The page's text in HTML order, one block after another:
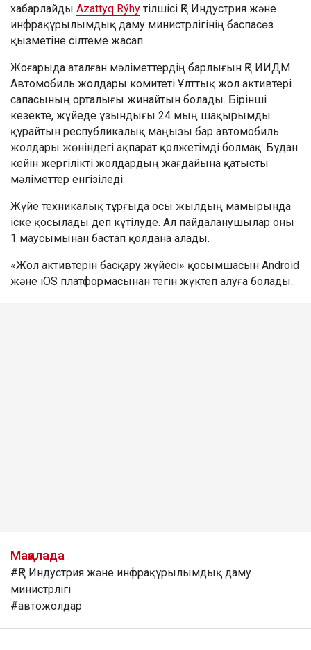
хабарлайды Azattyq Rýhy тілшісі ҚР Индустрия және
инфрақұрылымдық даму министрлігінің баспасөз
қызметіне сілтеме жасап.
Жоғарыда аталған мәліметтердің барлығын ҚР ИИДМ
Автомобиль жолдары комитеті Ұлттық жол активтері
сапасының орталығы жинайтын болады. Бірінші
кезекте, жүйеде ұзындығы 24 мың шақырымды
құрайтын республикалық маңызы бар автомобиль
жолдары жөніндегі ақпарат қолжетімді болмақ. Бұдан
кейін жергілікті жолдардың жағдайына қатысты
мәліметтер енгізіледі.
Жүйе техникалық тұрғыда осы жылдың мамырында
іске қосылады деп күтілуде. Ал пайдаланушылар оны
1 маусымынан бастап қолдана алады.
«Жол активтерін басқару жүйесі» қосымшасын Android
және iOS платформасынан тегін жүктеп алуға болады.
Мақалада
#ҚР Индустрия және инфрақұрылымдық даму
министрлігі
#автожолдар